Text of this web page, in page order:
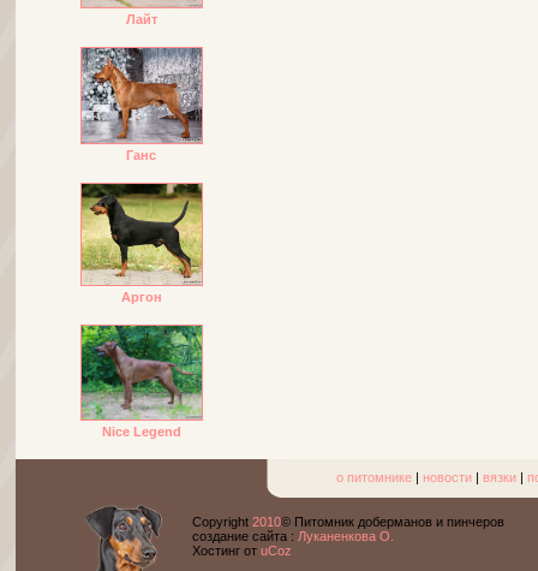
Лайт
Ганс
Аргон
Nice Legend
о питомнике| новости| вязки|
Copyright 2010© Питомник доберманов и пинчеров
cоздание сайта : Луканенкова О.
Хостинг от uCoz